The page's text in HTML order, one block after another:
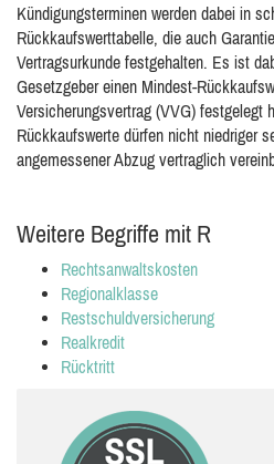
Kündigungsterminen werden dabei in
Rückkaufswerttabelle, die auch
Vertragsurkunde festgehalten. Es ist
Gesetzgeber einen Mindest-
Versicherungsvertrag (VVG) festgelegt
Rückkaufswerte dürfen nicht niedriger
angemessener Abzug vertraglich
Weitere Begriffe mit R
Rechtsanwaltskosten
Regionalklasse
Restschuldversicherung
Realkredit
Rücktritt